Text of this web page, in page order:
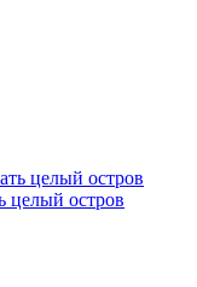
целый остров